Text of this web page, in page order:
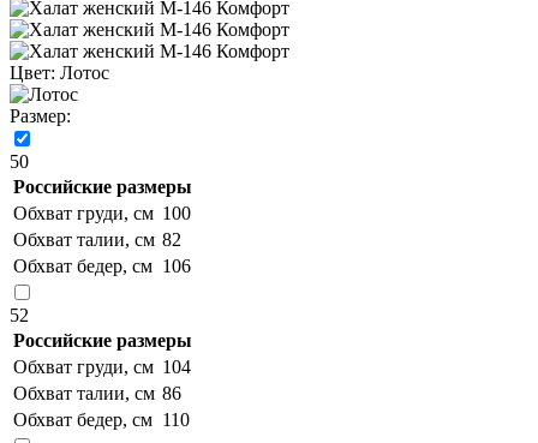
Цвет: Лотос
Размер:
50
Российские размеры
Обхват груди, см 100
Обхват талии, см 82
Обхват бедер, см 106
52
Российские размеры
Обхват груди, см 104
Обхват талии, см 86
Обхват бедер, см 110